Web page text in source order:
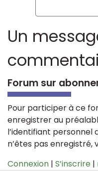
Un
Forum sur
Pour participer à ce
enregistrer au
l’identifiant personnel
n’êtes pas enregistré,
Connexion | S’inscrire |